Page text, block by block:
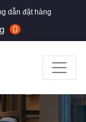
dẫn đặt hàng
0